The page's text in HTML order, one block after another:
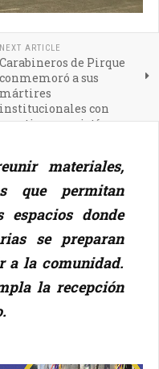
NEXT ARTICLE
Carabineros de Pirque
conmemoró a sus
mártires
institucionales con
eucaristía
materiales,
que permitan
donde
se preparan
a la comunidad.
la recepción